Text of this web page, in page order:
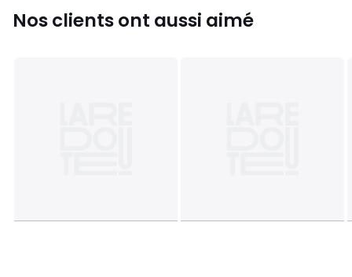
• Pas de nettoyage à sec
Nos clients ont aussi aimé